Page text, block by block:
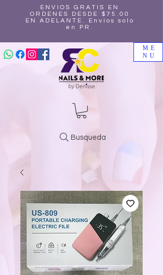
ENVIOS GRATIS EN
ORDENES DESDE $75.00
EN ADELANTE. Envíos solo
en PR.
ME
NU
Busqueda